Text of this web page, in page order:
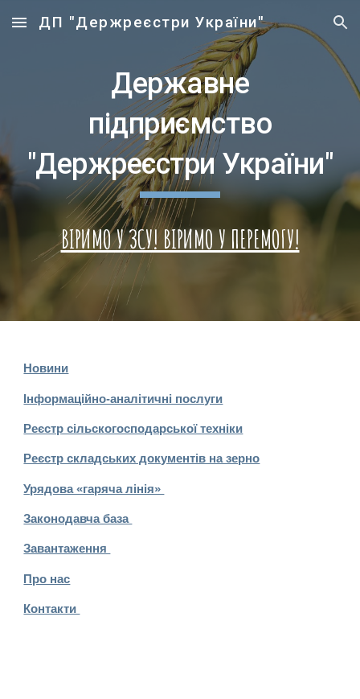
Skip to main content Skip to navigation
ДП "Держреєстри України"
Державне
підприємство
"Держреєстри України"
ВІРИМО У ЗСУ! ВІРИМО У ПЕРЕМОГУ!
Новини
Інформаційно-аналітичні послуги
Реєстр сільскогосподарської техніки
Реєстр складських документів на зерно
Урядова «гаряча лінія»
Законодавча база
Завантаження
Про нас
Контакти